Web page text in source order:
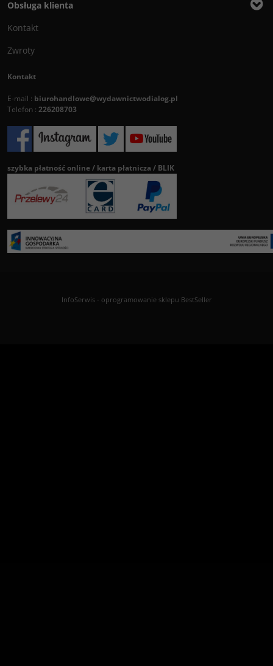
Obsługa klienta
Kontakt
Zwroty
Kontakt
E-mail : biurohandlowe@wydawnictwodialog.pl
Telefon : 226208703
szybka płatność online / karta płatnicza / BLIK
InfoSerwis- oprogramowanie sklepu BestSeller